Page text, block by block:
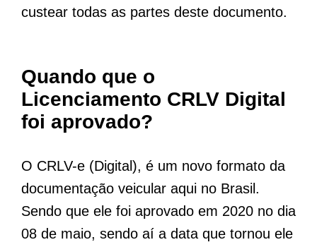
custear todas as partes deste documento.
Quando que o
Licenciamento CRLV Digital
foi aprovado?
O CRLV-e (Digital), é um novo formato da
documentação veicular aqui no Brasil.
Sendo que ele foi aprovado em 2020 no dia
08 de maio, sendo aí a data que tornou ele